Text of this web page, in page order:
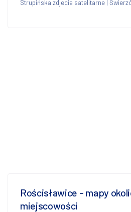
Strupińska zdjecia satelitarne |
Rościsławice - mapy
miejscowości